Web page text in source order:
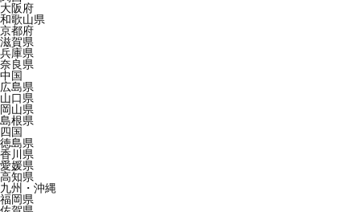
大阪府
和歌山県
京都府
滋賀県
兵庫県
奈良県
中国
広島県
山口県
岡山県
島根県
四国
徳島県
香川県
愛媛県
高知県
九州・沖縄
福岡県